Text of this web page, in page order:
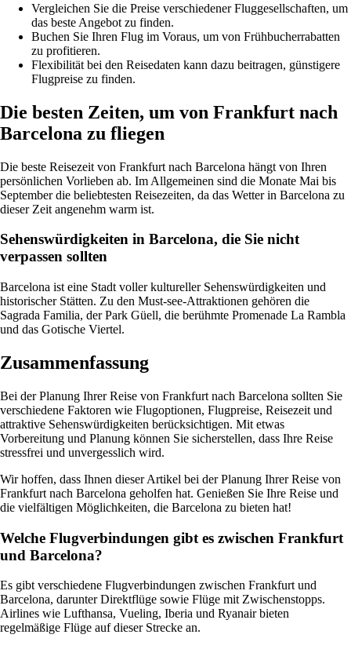
Vergleichen Sie die Preise verschiedener Fluggesellschaften, um
das beste Angebot zu finden.
Buchen Sie Ihren Flug im Voraus, um von Frühbucherrabatten
zu profitieren.
Flexibilität bei den Reisedaten kann dazu beitragen, günstigere
Flugpreise zu finden.
Die besten Zeiten, um von Frankfurt nach
Barcelona zu fliegen
Die beste Reisezeit von Frankfurt nach Barcelona hängt von Ihren
persönlichen Vorlieben ab. Im Allgemeinen sind die Monate Mai bis
September die beliebtesten Reisezeiten, da das Wetter in Barcelona zu
dieser Zeit angenehm warm ist.
Sehenswürdigkeiten in Barcelona, die Sie nicht
verpassen sollten
Barcelona ist eine Stadt voller kultureller Sehenswürdigkeiten und
historischer Stätten. Zu den Must-see-Attraktionen gehören die
Sagrada Familia, der Park Güell, die berühmte Promenade La Rambla
und das Gotische Viertel.
Zusammenfassung
Bei der Planung Ihrer Reise von Frankfurt nach Barcelona sollten Sie
verschiedene Faktoren wie Flugoptionen, Flugpreise, Reisezeit und
attraktive Sehenswürdigkeiten berücksichtigen. Mit etwas
Vorbereitung und Planung können Sie sicherstellen, dass Ihre Reise
stressfrei und unvergesslich wird.
Wir hoffen, dass Ihnen dieser Artikel bei der Planung Ihrer Reise von
Frankfurt nach Barcelona geholfen hat. Genießen Sie Ihre Reise und
die vielfältigen Möglichkeiten, die Barcelona zu bieten hat!
Welche Flugverbindungen gibt es zwischen Frankfurt
und Barcelona?
Es gibt verschiedene Flugverbindungen zwischen Frankfurt und
Barcelona, darunter Direktflüge sowie Flüge mit Zwischenstopps.
Airlines wie Lufthansa, Vueling, Iberia und Ryanair bieten
regelmäßige Flüge auf dieser Strecke an.